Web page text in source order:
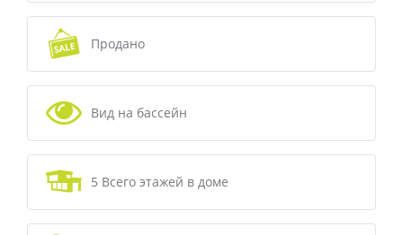
Продано
Вид на бассейн
5 Всего этажей в доме